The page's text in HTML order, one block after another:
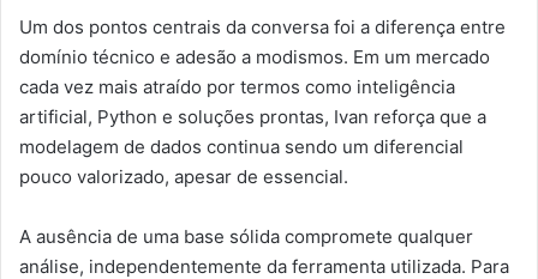
Um dos pontos centrais da conversa foi a diferença entre
domínio técnico e adesão a modismos. Em um mercado
cada vez mais atraído por termos como inteligência
artificial, Python e soluções prontas, Ivan reforça que a
modelagem de dados continua sendo um diferencial
pouco valorizado, apesar de essencial.
A ausência de uma base sólida compromete qualquer
análise, independentemente da ferramenta utilizada. Para